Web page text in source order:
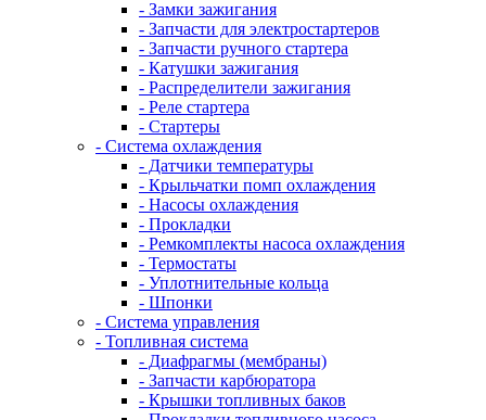
- Замки зажигания
- Запчасти для электростартеров
- Запчасти ручного стартера
- Катушки зажигания
- Распределители зажигания
- Реле стартера
- Стартеры
- Система охлаждения
- Датчики температуры
- Крыльчатки помп охлаждения
- Насосы охлаждения
- Прокладки
- Ремкомплекты насоса охлаждения
- Термостаты
- Уплотнительные кольца
- Шпонки
- Система управления
- Топливная система
- Диафрагмы (мембраны)
- Запчасти карбюратора
- Крышки топливных баков